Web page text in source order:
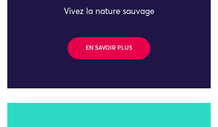
Vivez la nature sauvage
EN SAVOIR PLUS